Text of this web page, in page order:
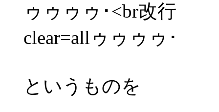
ゥゥゥゥ･<br改行
clear=allゥゥゥゥ･
というものを